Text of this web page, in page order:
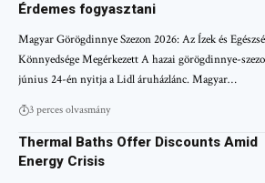
Érdemes fogyasztani
Magyar Görögdinnye Szezon 2026: Az Ízek és
Könnyedsége Megérkezett A hazai görögdinnye-
június 24-én nyitja a Lidl áruházlánc. Magyar…
3 perces olvasmány
Thermal Baths Offer Discounts Amid
Energy Crisis